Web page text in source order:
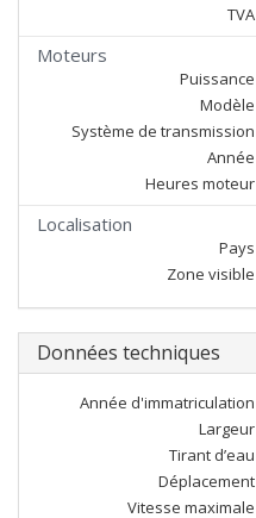
TVA
Moteurs
Puissance
Modèle
Système de transmission
Année
Heures moteur
Localisation
Pays
Zone visible
Données techniques
Année d'immatriculation
Largeur
Tirant d’eau
Déplacement
Vitesse maximale